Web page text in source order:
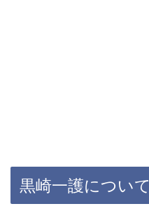
黒崎一護について